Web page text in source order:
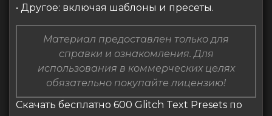
• Другое: включая шаблоны и пресеты.
Материал предоставлен только для
справки и ознакомления. Для
использования в коммерческих целях
обязательно покупайте лицензию!
Скачать бесплатно 600 Glitch Text Presets по